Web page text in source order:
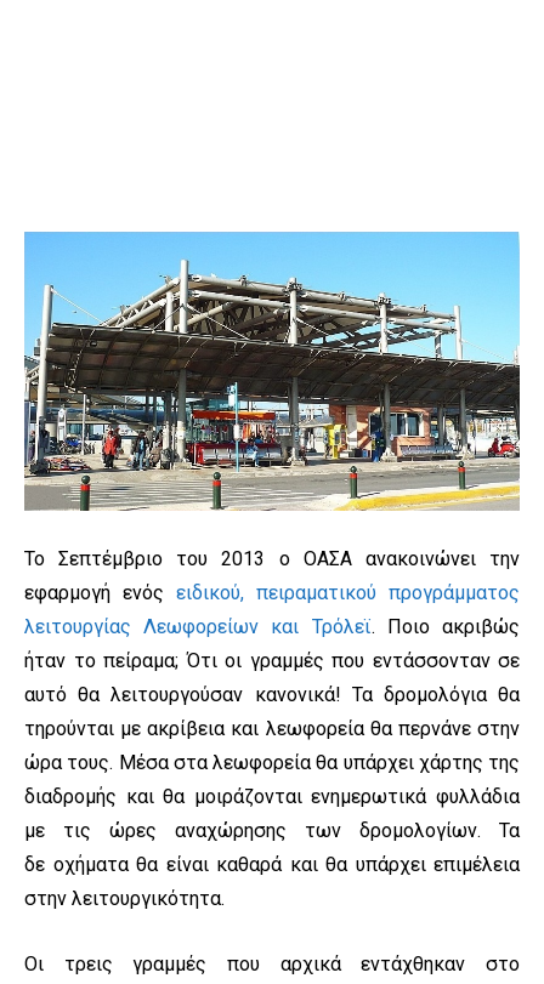
Το Σεπτέμβριο του 2013 ο ΟΑΣΑ ανακοινώνει την
εφαρμογή ενός ειδικού, πειραματικού προγράμματος
λειτουργίας Λεωφορείων και Τρόλεϊ. Ποιο ακριβώς
ήταν το πείραμα; Ότι οι γραμμές που εντάσσονταν σε
αυτό θα λειτουργούσαν κανονικά! Τα δρομολόγια θα
τηρούνται με ακρίβεια και λεωφορεία θα περνάνε στην
ώρα τους. Μέσα στα λεωφορεία θα υπάρχει χάρτης της
διαδρομής και θα μοιράζονται ενημερωτικά φυλλάδια
με τις ώρες αναχώρησης των δρομολογίων. Τα
δε οχήματα θα είναι καθαρά και θα υπάρχει επιμέλεια
στην λειτουργικότητα.
Οι τρεις γραμμές που αρχικά εντάχθηκαν στο